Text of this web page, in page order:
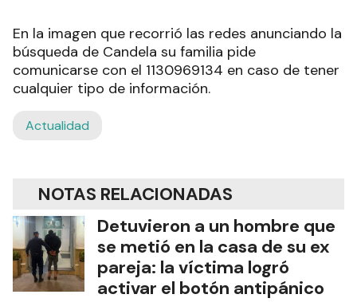
En la imagen que recorrió las redes anunciando la
búsqueda de Candela su familia pide
comunicarse con el 1130969134 en caso de tener
cualquier tipo de información.
Actualidad
NOTAS RELACIONADAS
Detuvieron a un hombre que
se metió en la casa de su ex
pareja: la víctima logró
activar el botón antipánico